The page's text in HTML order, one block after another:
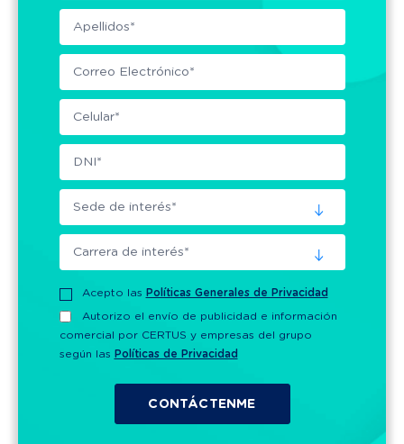
Acepto las Políticas Generales de Privacidad
Autorizo el envío de publicidad e información
comercial por CERTUS y empresas del grupo
según las Políticas de Privacidad